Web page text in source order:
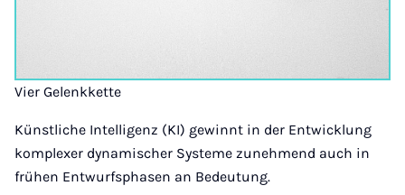
Vier Gelenkkette
Künstliche Intelligenz (KI) gewinnt in der Entwicklung
komplexer dynamischer Systeme zunehmend auch in
frühen Entwurfsphasen an Bedeutung.